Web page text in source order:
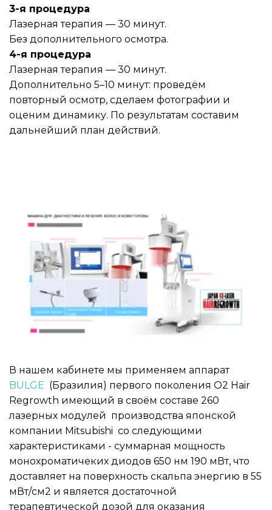
3-я процедура
Лазерная терапия — 30 минут.
Без дополнительного осмотра.
4-я процедура
Лазерная терапия — 30 минут.
Дополнительно 5–10 минут: проведём
повторный осмотр, сделаем фотографии и
оценим динамику. По результатам составим
дальнейший план действий.
В нашем кабинете мы применяем аппарат
BULGE (Бразилия) первого поколения O2 Hair
Regrowth имеющий в своём составе 260
лазерных модулей  производства японской
компании Mitsubishi  со следующими
характеристиками - суммарная мощность
монохроматичеких диодов 650 нм 190 мВт, что
доставляет на поверхность скальпа энергию в 55
мВт/см2 и является достаточной
терапевтической дозой для оказания